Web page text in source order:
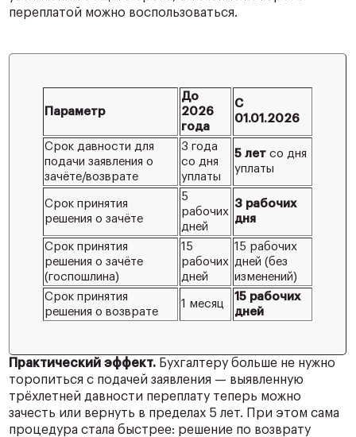
переплатой можно воспользоваться.
Параметр
До
2026
года
С
01.01.2026
Срок давности для
подачи заявления о
зачёте/возврате
3 года
со дня
уплаты
5 лет со дня
уплаты
Срок принятия
решения о зачёте
5
рабочих
дней
3 рабочих
дня
Срок принятия
решения о зачёте
(госпошлина)
15
рабочих
дней
15 рабочих
дней (без
изменений)
Срок принятия
решения о возврате
1 месяц
15 рабочих
дней
Практический эффект. Бухгалтеру больше не нужно
торопиться с подачей заявления — выявленную
трёхлетней давности переплату теперь можно
зачесть или вернуть в пределах 5 лет. При этом сама
процедура стала быстрее: решение по возврату